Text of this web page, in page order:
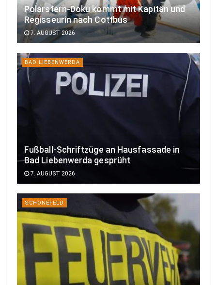
Polarstern-Doku kommt mit Kapitän und
Regisseurin nach Cottbus
7. AUGUST 2026
BAD LIEBENWERDA
Fußball-Schriftzüge an Hausfassade in
Bad Liebenwerda gesprüht
7. AUGUST 2026
SCHÖNEFELD